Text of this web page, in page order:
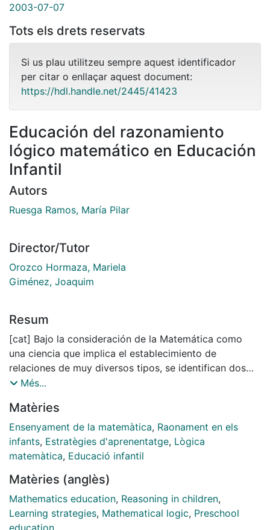
2003-07-07
Tots els drets reservats
Si us plau utilitzeu sempre aquest identificador
per citar o enllaçar aquest document:
https://hdl.handle.net/2445/41423
Educación del razonamiento
lógico matemático en Educación
Infantil
Autors
Ruesga Ramos, María Pilar
Director/Tutor
Orozco Hormaza, Mariela
Giménez, Joaquim
Resum
[cat] Bajo la consideración de la Matemática como
una ciencia que implica el establecimiento de
relaciones de muy diversos tipos, se identifican dos
procesos o modos relacionales llamados directo
efectos hacia las causas) que implican el uso de las
leyes de inferencia lógica. En nuestro estudio
analizamos el desarrollo de estos procesos en la
Educación Infantil, dada la práctica ausencia de
Así, desde una perspectiva piagetiana de construcción
del conocimiento matemático, consideramos que la
reversibilidad de pensamiento es una condición
necesaria y mostramos que dichos procesos directo e
Més...
Matèries
Ensenyament de la matemàtica, Raonament en els
infants, Estratègies d'aprenentatge, Lògica
matemàtica, Educació infantil
Matèries (anglès)
Mathematics education, Reasoning in children,
Learning strategies, Mathematical logic, Preschool